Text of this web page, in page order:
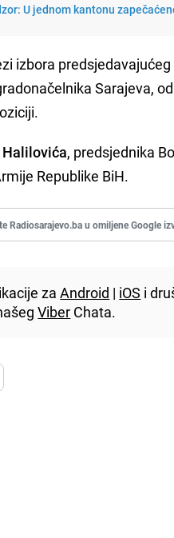
U jednom kantonu
izbora
Sarajeva,
, predsjednika
Republike BiH.
Radiosarajevo.ba u omiljene Google
zaAndroid | iOS i
Viber Chata.